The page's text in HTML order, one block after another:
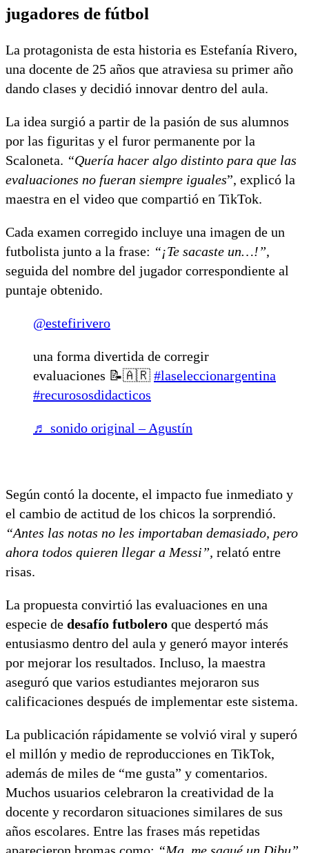
jugadores de fútbol
La protagonista de esta historia es Estefanía Rivero,
una docente de 25 años que atraviesa su primer año
dando clases y decidió innovar dentro del aula.
La idea surgió a partir de la pasión de sus alumnos
por las figuritas y el furor permanente por la
Scaloneta. “Quería hacer algo distinto para que las
evaluaciones no fueran siempre iguales”, explicó la
maestra en el video que compartió en TikTok.
Cada examen corregido incluye una imagen de un
futbolista junto a la frase: “¡Te sacaste un…!”,
seguida del nombre del jugador correspondiente al
puntaje obtenido.
@estefirivero
una forma divertida de corregir
evaluaciones 📝🇦🇷 #laseleccionargentina
#recurososdidacticos
♬ sonido original – Agustín
Según contó la docente, el impacto fue inmediato y
el cambio de actitud de los chicos la sorprendió.
“Antes las notas no les importaban demasiado, pero
ahora todos quieren llegar a Messi”, relató entre
risas.
La propuesta convirtió las evaluaciones en una
especie de desafío futbolero que despertó más
entusiasmo dentro del aula y generó mayor interés
por mejorar los resultados. Incluso, la maestra
aseguró que varios estudiantes mejoraron sus
calificaciones después de implementar este sistema.
La publicación rápidamente se volvió viral y superó
el millón y medio de reproducciones en TikTok,
además de miles de “me gusta” y comentarios.
Muchos usuarios celebraron la creatividad de la
docente y recordaron situaciones similares de sus
años escolares. Entre las frases más repetidas